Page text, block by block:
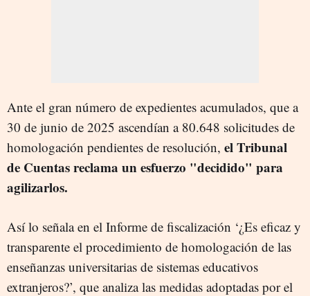
Ante el gran número de expedientes acumulados, que a
30 de junio de 2025 ascendían a 80.648 solicitudes de
homologación pendientes de resolución, el Tribunal
de Cuentas reclama un esfuerzo "decidido" para
agilizarlos.
Así lo señala en el Informe de fiscalización ‘¿Es eficaz y
transparente el procedimiento de homologación de las
enseñanzas universitarias de sistemas educativos
extranjeros?’, que analiza las medidas adoptadas por el